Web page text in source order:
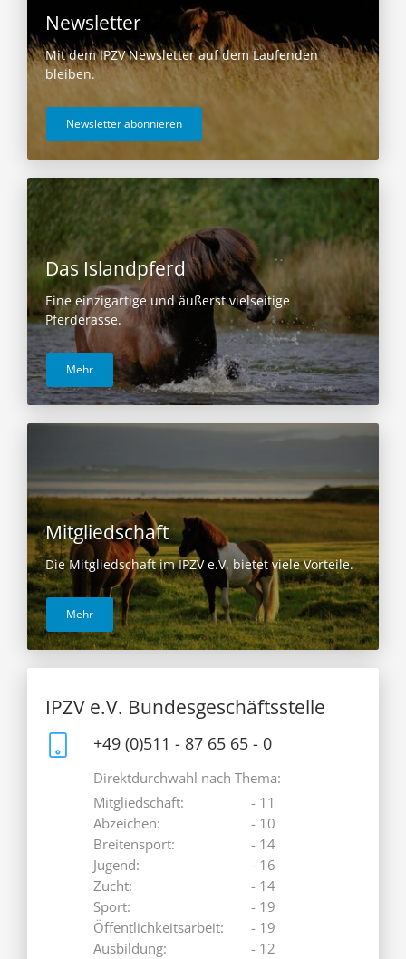
Newsletter
Mit dem IPZV Newsletter auf dem Laufenden
bleiben.
Newsletter abonnieren
Das Islandpferd
Eine einzigartige und äußerst vielseitige
Pferderasse.
Mehr
Mitgliedschaft
Die Mitgliedschaft im IPZV e.V. bietet viele Vorteile.
Mehr
IPZV e.V. Bundesgeschäftsstelle
+49 (0)511 - 87 65 65 - 0
Direktdurchwahl nach Thema:
Mitgliedschaft:
Abzeichen:
Breitensport:
Jugend:
Zucht:
Sport:
Öffentlichkeitsarbeit:
Ausbildung:
- 11
- 10
- 14
- 16
- 14
- 19
- 19
- 12